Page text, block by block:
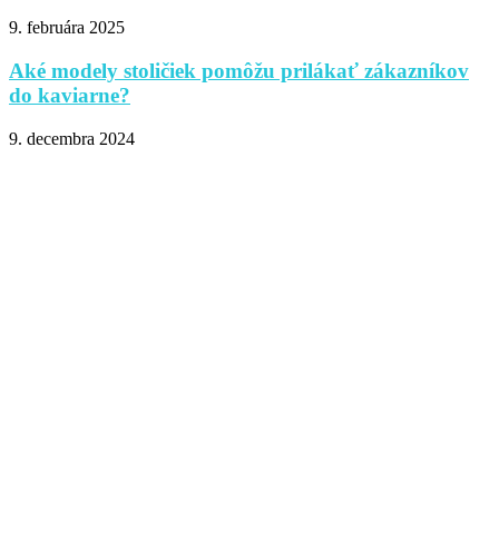
9. februára 2025
Aké modely stoličiek pomôžu prilákať zákazníkov
do kaviarne?
9. decembra 2024